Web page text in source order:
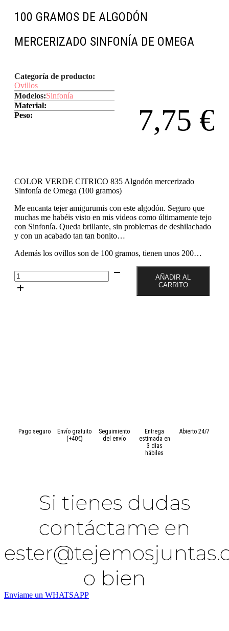
100 GRAMOS DE ALGODÓN
MERCERIZADO SINFONÍA DE OMEGA
Categoría de producto:
Ovillos
Modelos:Sinfonía
Material:
Peso:
7,75 €
COLOR VERDE CITRICO 835 Algodón mercerizado
Sinfonía de Omega (100 gramos)
Me encanta tejer amigurumis con este algodón. Seguro que
muchas me habéis visto en mis videos como últimamente tejo
con Sinfonía. Queda brillante, sin problemas de deshilachado
y con un acabado tan tan bonito…
Además los ovillos son de 100 gramos, tienen unos 200…
Color
Verde
Citrico
AÑADIR AL
CARRITO
Pago seguro
Envío gratuito
(+40€)
Seguimiento
del envío
Entrega
estimada en
3 días
hábiles
Abierto 24/7
Si tienes dudas
contáctame en
o bien
Enviame un WHATSAPP